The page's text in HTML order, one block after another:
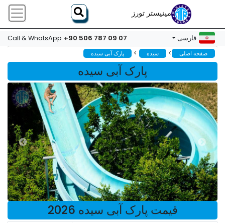
مینیستر تورز
فارسی Call & WhatsApp +90 506 787 09 07
صفحه اصلی > سیده > پارک آبی سیده
پارک آبی سیده
قیمت پارک آبی سیده 2026